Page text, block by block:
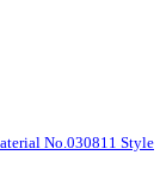
No.030811 Style